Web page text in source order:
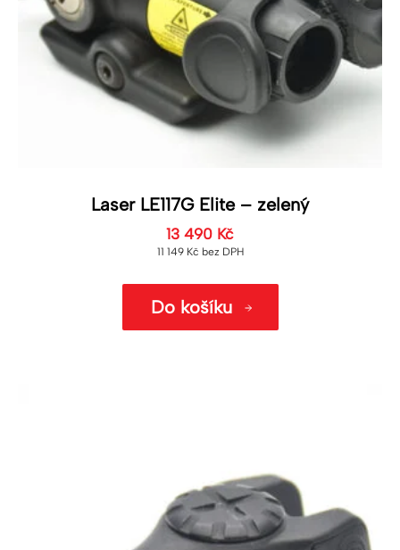
Laser LE117G Elite – zelený
13 490 Kč
11 149 Kč bez DPH
Do košíku